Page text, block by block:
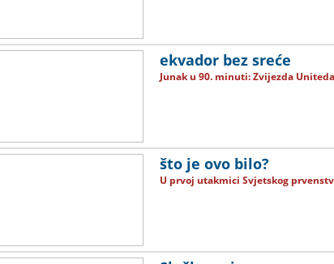
ekvador bez sreće
Junak u 90. minuti: Zvijezda
što je ovo bilo?
U prvoj utakmici Svjetskog